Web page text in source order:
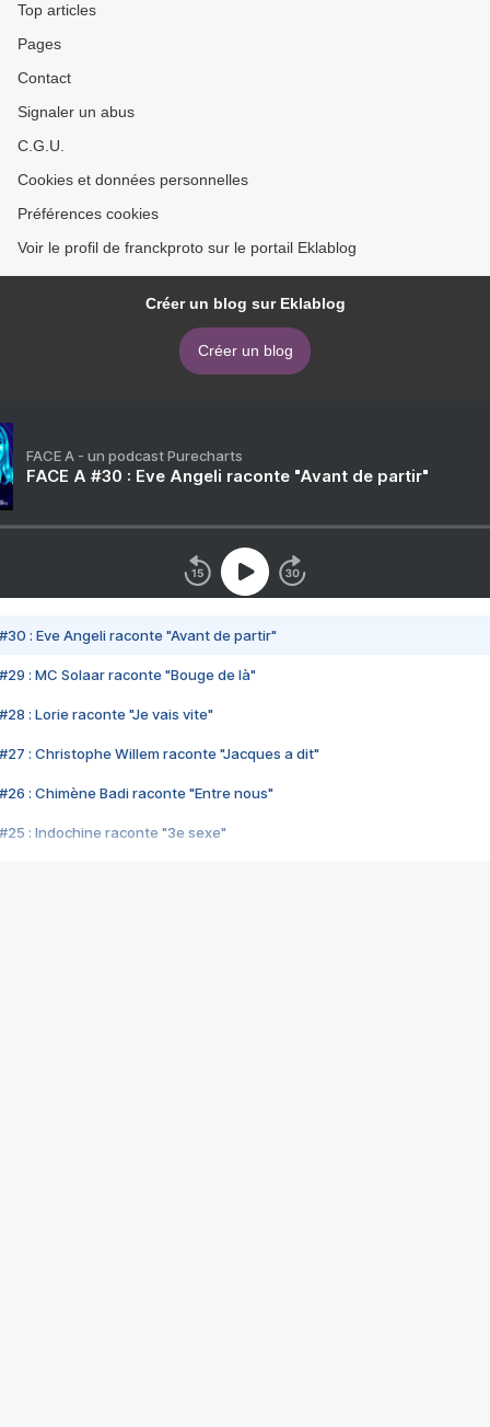
Top articles
Pages
Contact
Signaler un abus
C.G.U.
Cookies et données personnelles
Préférences cookies
Voir le profil de franckproto sur le portail Eklablog
Créer un blog sur Eklablog
Créer un blog
FACE A - un podcast Purecharts
FACE A #30 : Eve Angeli raconte "Avant de partir"
#30 : Eve Angeli raconte "Avant de partir"
#29 : MC Solaar raconte "Bouge de là"
#28 : Lorie raconte "Je vais vite"
#27 : Christophe Willem raconte "Jacques a dit"
#26 : Chimène Badi raconte "Entre nous"
#25 : Indochine raconte "3e sexe"